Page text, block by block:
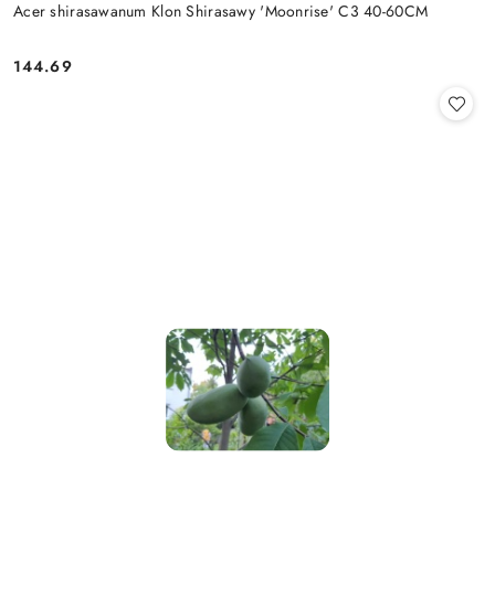
Acer shirasawanum Klon Shirasawy 'Moonrise' C3 40-60CM
Cena:
144.69